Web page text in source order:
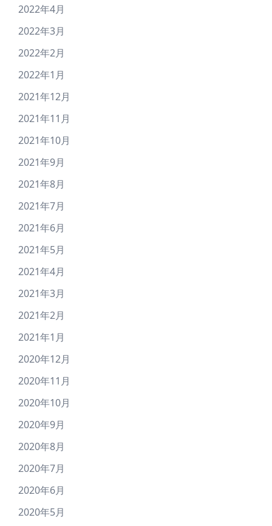
2022年4月
2022年3月
2022年2月
2022年1月
2021年12月
2021年11月
2021年10月
2021年9月
2021年8月
2021年7月
2021年6月
2021年5月
2021年4月
2021年3月
2021年2月
2021年1月
2020年12月
2020年11月
2020年10月
2020年9月
2020年8月
2020年7月
2020年6月
2020年5月